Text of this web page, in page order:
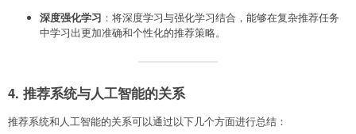
深度强化学习 ：将深度学习与强化学习结合，能够在复杂推荐任务
中学习出更加准确和个性化的推荐策略。
4. 推荐系统与人工智能的关系
推荐系统和人工智能的关系可以通过以下几个方面进行总结：